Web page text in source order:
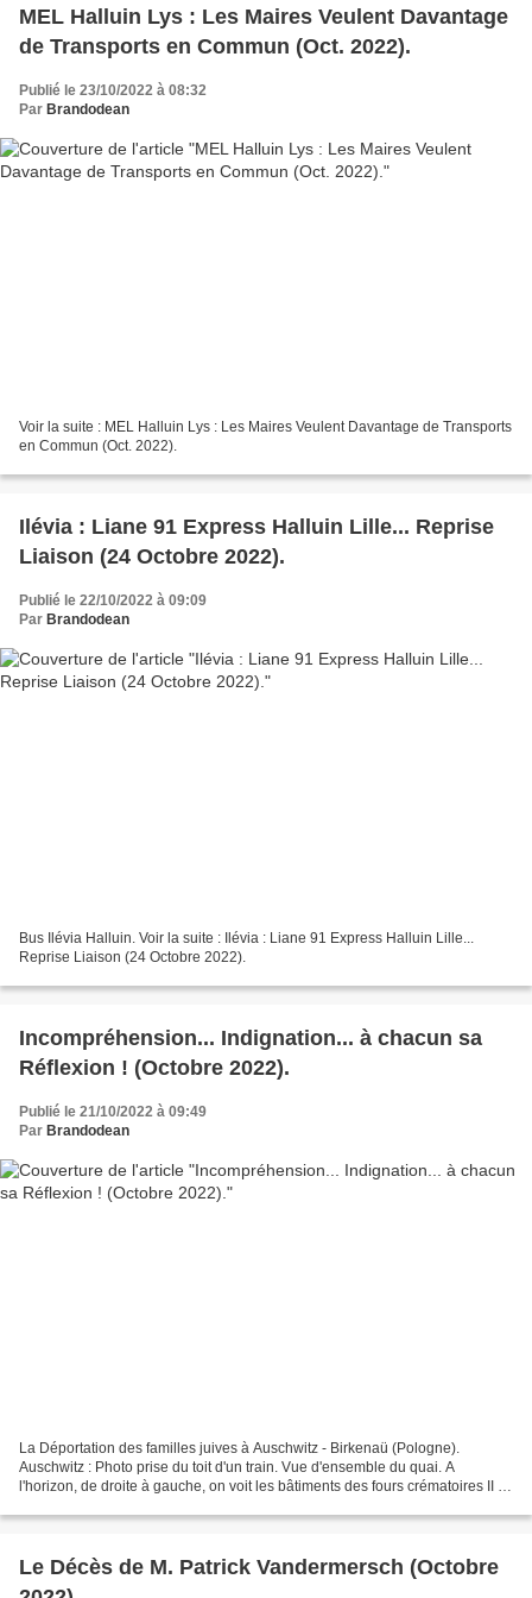
MEL Halluin Lys : Les Maires Veulent Davantage
de Transports en Commun (Oct. 2022).
Publié le 23/10/2022 à 08:32
Par Brandodean
Voir la suite : MEL Halluin Lys : Les Maires Veulent Davantage de Transports
en Commun (Oct. 2022).
Ilévia : Liane 91 Express Halluin Lille... Reprise
Liaison (24 Octobre 2022).
Publié le 22/10/2022 à 09:09
Par Brandodean
Bus Ilévia Halluin. Voir la suite : Ilévia : Liane 91 Express Halluin Lille...
Reprise Liaison (24 Octobre 2022).
Incompréhension... Indignation... à chacun sa
Réflexion ! (Octobre 2022).
Publié le 21/10/2022 à 09:49
Par Brandodean
La Déportation des familles juives à Auschwitz - Birkenaü (Pologne).
Auschwitz : Photo prise du toit d'un train. Vue d'ensemble du quai. A
l'horizon, de droite à gauche, on voit les bâtiments des fours crématoires II et
Le Décès de M. Patrick Vandermersch (Octobre